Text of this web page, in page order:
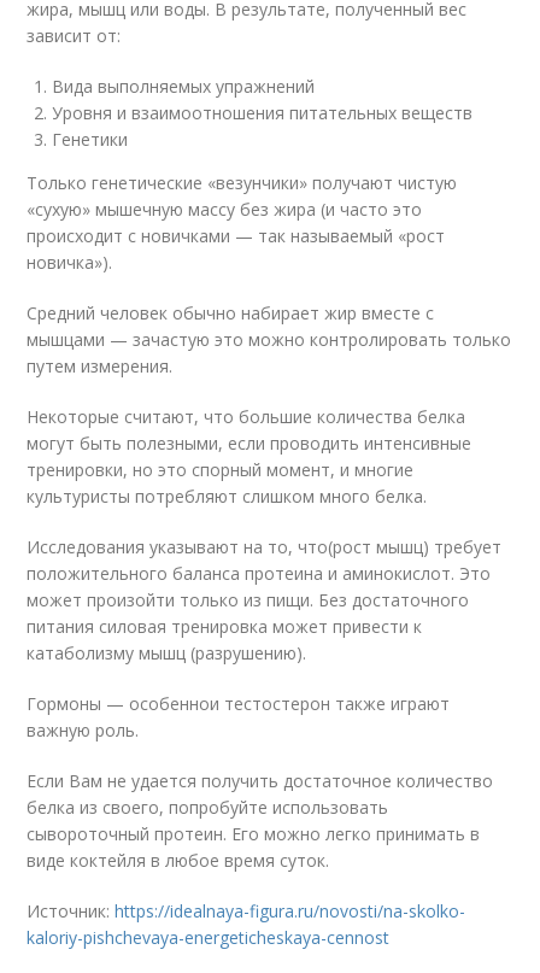
жира, мышц или воды. В результате, полученный вес
зависит от:
Вида выполняемых упражнений
Уровня и взаимоотношения питательных веществ
Генетики
Только генетические «везунчики» получают чистую
«сухую» мышечную массу без жира (и часто это
происходит с новичками — так называемый «рост
новичка»).
Средний человек обычно набирает жир вместе с
мышцами — зачастую это можно контролировать только
путем измерения.
Некоторые считают, что большие количества белка
могут быть полезными, если проводить интенсивные
тренировки, но это спорный момент, и многие
культуристы потребляют слишком много белка.
Исследования указывают на то, что(рост мышц) требует
положительного баланса протеина и аминокислот. Это
может произойти только из пищи. Без достаточного
питания силовая тренировка может привести к
катаболизму мышц (разрушению).
Гормоны — особеннои тестостерон также играют
важную роль.
Если Вам не удается получить достаточное количество
белка из своего, попробуйте использовать
сывороточный протеин. Его можно легко принимать в
виде коктейля в любое время суток.
Источник:https://idealnaya-figura.ru/novosti/na-skolko-
kaloriy-pishchevaya-energeticheskaya-cennost